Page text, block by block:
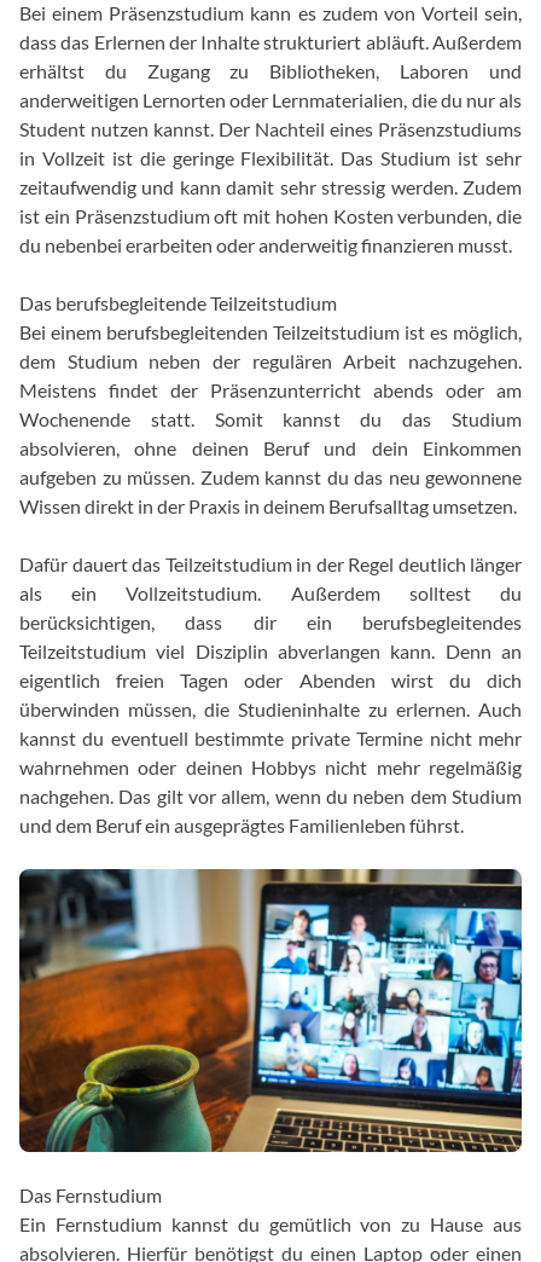
Bei einem Präsenzstudium kann es zudem von Vorteil sein,
dass das Erlernen der Inhalte strukturiert abläuft. Außerdem
erhältst du Zugang zu Bibliotheken, Laboren und
anderweitigen Lernorten oder Lernmaterialien, die du nur als
Student nutzen kannst. Der Nachteil eines Präsenzstudiums
in Vollzeit ist die geringe Flexibilität. Das Studium ist sehr
zeitaufwendig und kann damit sehr stressig werden. Zudem
ist ein Präsenzstudium oft mit hohen Kosten verbunden, die
du nebenbei erarbeiten oder anderweitig finanzieren musst.
Das berufsbegleitende Teilzeitstudium
Bei einem berufsbegleitenden Teilzeitstudium ist es möglich,
dem Studium neben der regulären Arbeit nachzugehen.
Meistens findet der Präsenzunterricht abends oder am
Wochenende statt. Somit kannst du das Studium
absolvieren, ohne deinen Beruf und dein Einkommen
aufgeben zu müssen. Zudem kannst du das neu gewonnene
Wissen direkt in der Praxis in deinem Berufsalltag umsetzen.
Dafür dauert das Teilzeitstudium in der Regel deutlich länger
als ein Vollzeitstudium. Außerdem solltest du
berücksichtigen, dass dir ein berufsbegleitendes
Teilzeitstudium viel Disziplin abverlangen kann. Denn an
eigentlich freien Tagen oder Abenden wirst du dich
überwinden müssen, die Studieninhalte zu erlernen. Auch
kannst du eventuell bestimmte private Termine nicht mehr
wahrnehmen oder deinen Hobbys nicht mehr regelmäßig
nachgehen. Das gilt vor allem, wenn du neben dem Studium
und dem Beruf ein ausgeprägtes Familienleben führst.
Das Fernstudium
Ein Fernstudium kannst du gemütlich von zu Hause aus
absolvieren. Hierfür benötigst du einen Laptop oder einen